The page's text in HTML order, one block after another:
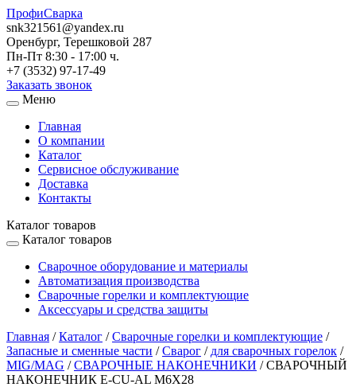
ПрофиСварка
snk321561@yandex.ru
Оренбург, Терешковой 287
Пн-Пт 8:30 - 17:00 ч.
+7 (3532) 97-17-49
Заказать звонок
Меню
Главная
О компании
Каталог
Сервисное обслуживание
Доставка
Контакты
Каталог товаров
Каталог товаров
Сварочное оборудование и материалы
Автоматизация производства
Сварочные горелки и комплектующие
Аксессуары и средства защиты
Главная /Каталог /Сварочные горелки и комплектующие /
Запасные и сменные части /Сварог / для сварочных горелок /
MIG/MAG /СВАРОЧНЫЕ НАКОНЕЧНИКИ /СВАРОЧНЫЙ
НАКОНЕЧНИК E-CU-AL M6X28